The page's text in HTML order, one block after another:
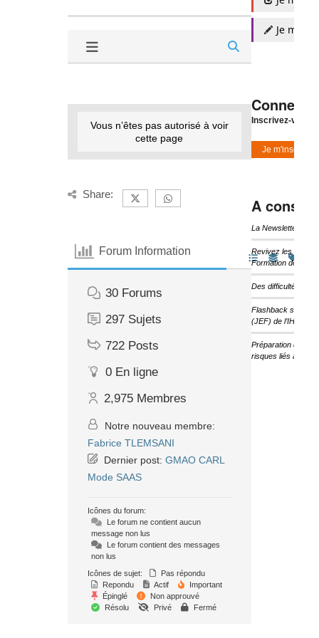
Vous n’êtes pas autorisé à voir
cette page
Share:
Forum Information
30 Forums
297 Sujets
722 Posts
0 En ligne
2,975 Membres
Notre nouveau membre:
Fabrice TLEMSANI
Dernier post: GMAO CARL
Mode SAAS
Icônes du forum:
Le forum ne contient aucun
message non lus
Le forum contient des messages
non lus
Icônes de sujet:
Pas répondu
Repondu
Actif
Important
Épinglé
Non approuvé
Résolu
Privé Fermé
Je
Inscrivez-vous
Je m'inscris
A
La Newsletter
Revivez les temps
Formation de l’IHF
Des difficultés
Flashback sur les
(JEF) de l’IHF
Préparation des
risques liés au